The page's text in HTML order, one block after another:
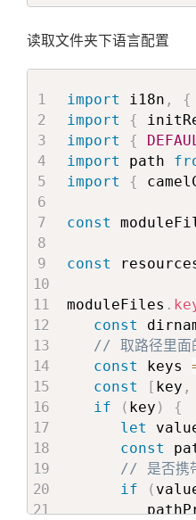
读取文件夹下语言配置
import i18n , {
import
{
import
{
import
path
import
{
const
const
moduleFiles .
const
// 取路径里面
const
keys
const
[ key ,
if
( key )
{
let
const
// 是否携
if
(